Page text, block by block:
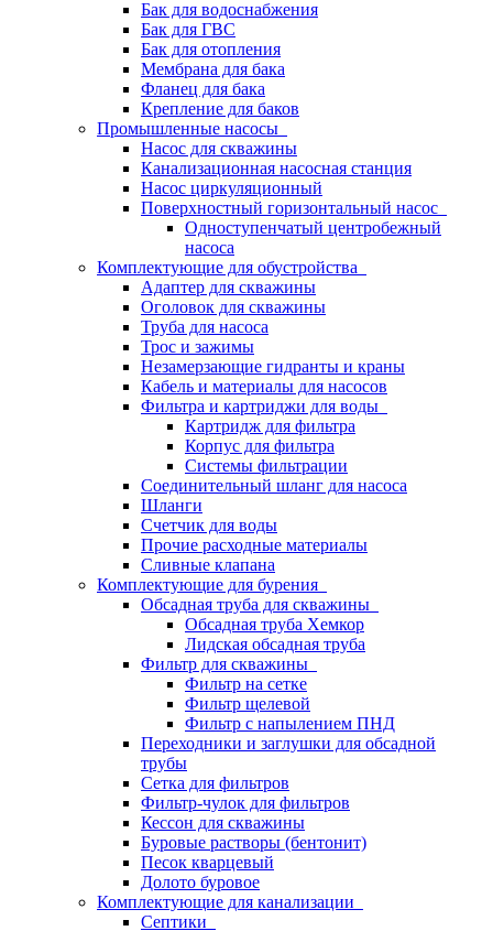
Бак для водоснабжения
Бак для ГВС
Бак для отопления
Мембрана для бака
Фланец для бака
Крепление для баков
Промышленные насосы
Насос для скважины
Канализационная насосная станция
Насос циркуляционный
Поверхностный горизонтальный насос
Одноступенчатый центробежный
насоса
Комплектующие для обустройства
Адаптер для скважины
Оголовок для скважины
Труба для насоса
Трос и зажимы
Незамерзающие гидранты и краны
Кабель и материалы для насосов
Фильтра и картриджи для воды
Картридж для фильтра
Корпус для фильтра
Системы фильтрации
Соединительный шланг для насоса
Шланги
Счетчик для воды
Прочие расходные материалы
Сливные клапана
Комплектующие для бурения
Обсадная труба для скважины
Обсадная труба Хемкор
Лидская обсадная труба
Фильтр для скважины
Фильтр на сетке
Фильтр щелевой
Фильтр с напылением ПНД
Переходники и заглушки для обсадной
трубы
Сетка для фильтров
Фильтр-чулок для фильтров
Кессон для скважины
Буровые растворы (бентонит)
Песок кварцевый
Долото буровое
Комплектующие для канализации
Септики